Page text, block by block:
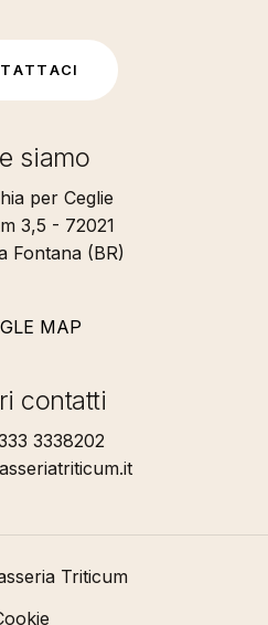
TATTACI
siamo
per Ceglie
3,5 - 72021
Fontana (BR)
MAP
contatti
3338202
Triticum